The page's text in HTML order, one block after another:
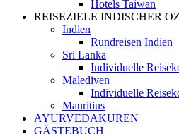
Hotels Taiwan
REISEZIELE INDISCHER
Indien
Rundreisen Indien
Sri Lanka
Individuelle
Malediven
Individuelle
Mauritius
AYURVEDAKUREN
GÄSTEBUCH